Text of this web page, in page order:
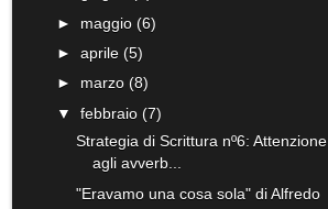
► maggio(6)
►aprile(5)
► marzo(8)
▼febbraio(7)
Strategia di Scrittura nº6: Attenzione
agli avverb...
"Eravamo una cosa sola" di Alfredo